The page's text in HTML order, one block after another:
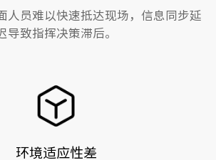
人员难以快速抵达现场，信息同步延
导致指挥决策滞后。
环境适应性差